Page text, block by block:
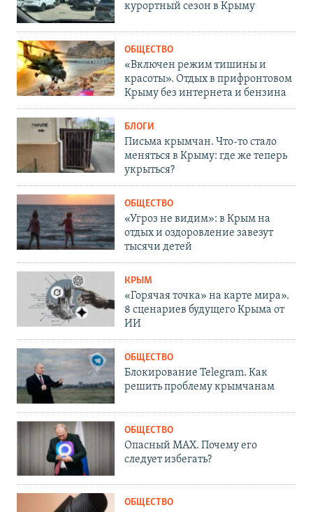
курортный сезон в Крыму
ОБЩЕСТВО
«Включен режим тишины и
красоты». Отдых в прифронтовом
Крыму без интернета и бензина
БЛОГИ
Письма крымчан. Что-то стало
меняться в Крыму: где же теперь
укрыться?
ОБЩЕСТВО
«Угроз не видим»: в Крым на
отдых и оздоровление завезут
тысячи детей
КРЫМ
«Горячая точка» на карте мира».
8 сценариев будущего Крыма от
ИИ
ОБЩЕСТВО
Блокирование Telegram. Как
решить проблему крымчанам
ОБЩЕСТВО
Опасный MAX. Почему его
следует избегать?
ОБЩЕСТВО